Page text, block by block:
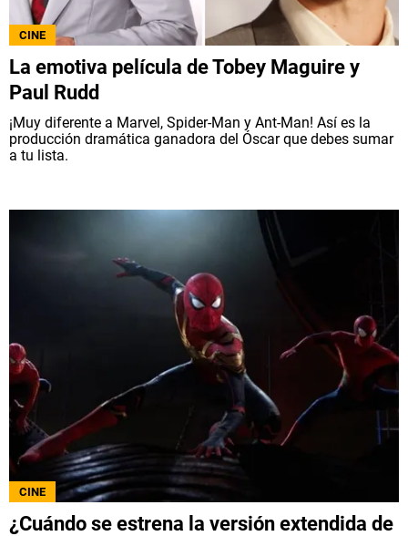
CINE
La emotiva película de Tobey Maguire y
Paul Rudd
¡Muy diferente a Marvel, Spider-Man y Ant-Man! Así es la
producción dramática ganadora del Óscar que debes sumar
a tu lista.
CINE
¿Cuándo se estrena la versión extendida de